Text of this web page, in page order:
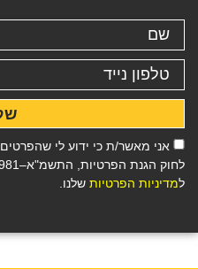
אני מאשר/ת כי ידוע לי
למדיניות הפרטיות שלנו.